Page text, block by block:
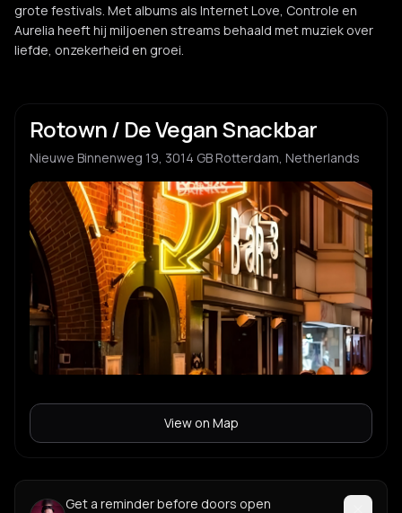
grote festivals. Met albums als Internet Love, Controle en
Aurelia heeft hij miljoenen streams behaald met muziek over
liefde, onzekerheid en groei.
Rotown / De Vegan Snackbar
Nieuwe Binnenweg 19, 3014 GB Rotterdam, Netherlands
View on Map
Get a reminder before doors open